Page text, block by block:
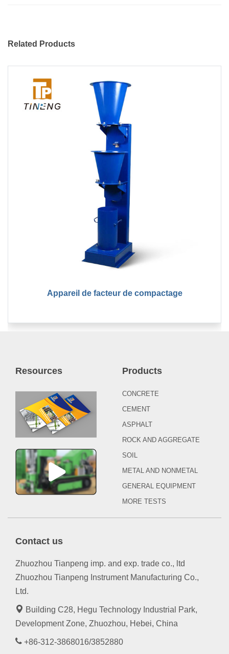
Related Products
Appareil de facteur de compactage
Resources Products
CONCRETE
CEMENT
ASPHALT
ROCK AND AGGREGATE
SOIL
METAL AND NONMETAL
GENERAL EQUIPMENT
MORE TESTS
Contact us
Zhuozhou Tianpeng imp. and exp. trade co., ltd
Zhuozhou Tianpeng Instrument Manufacturing Co.,
Ltd.
Building C28, Hegu Technology Industrial Park,
Development Zone, Zhuozhou, Hebei, China
+86-312-3868016/3852880